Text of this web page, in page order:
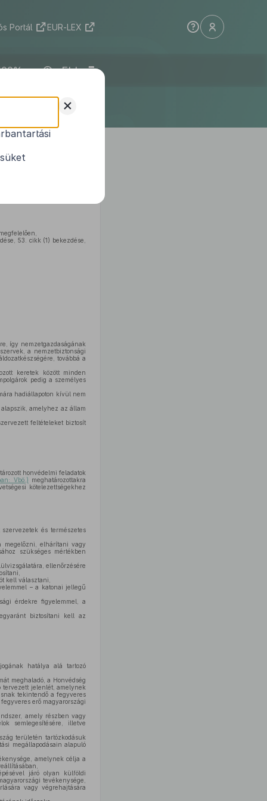
Portál EUR-LEX
ELI
53. cikk (1) bekezdése,
így nemzetgazdaságának
a nemzetbiztonsági
továbbá a
keretek között minden
pedig a személyes
hadiállapoton kívül nem
amelyhez az állam
feltételeket biztosít
honvédelmi feladatok
Vbö.) meghatározottakra
kötelezettségekhez
és természetes
megelőzni, elhárítani vagy
szükséges mértékben
ellenőrzésére
kell választani,
– a katonai jellegű
érdekre figyelemmel, a
biztosítani kell az
hatálya alá tartozó
meghaladó, a Honvédség
tervezett jelenlét, amelynek
tekintendő a fegyveres
erő magyarországi
amely részben vagy
semlegesítésére, illetve
területén tartózkodásuk
megállapodásain alapuló
amelynek célja a
járó olyan külföldi
tevékenysége,
vagy végrehajtására
+